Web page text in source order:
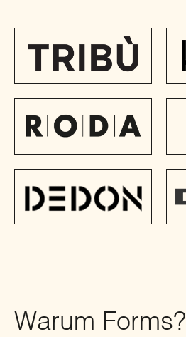
Warum Forms?